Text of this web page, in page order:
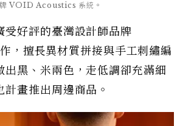
牌 VOID Acoustics 系統。
受好評的臺灣設計師品牌
擅長異材質拼接與手工刺繡編
出黑、米兩色，走低調卻充滿細
畫推出周邊商品。